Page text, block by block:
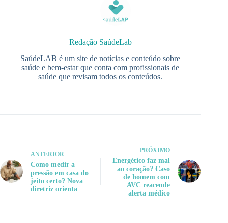
Redação SaúdeLab
SaúdeLAB é um site de notícias e conteúdo sobre
saúde e bem-estar que conta com profissionais de
saúde que revisam todos os conteúdos.
ANTERIOR
Como medir a
pressão em casa do
jeito certo? Nova
diretriz orienta
PRÓXIMO
Energético faz mal
ao coração? Caso
de homem com
AVC reacende
alerta médico